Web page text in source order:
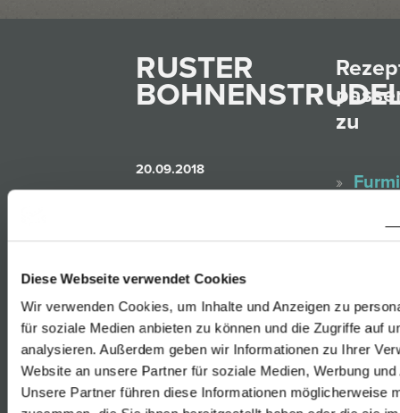
Diese Webseite verwendet Cookies
Wir verwenden Cookies, um Inhalte und Anzeigen zu
für soziale Medien anbieten zu können und die Zugriffe auf
analysieren. Außerdem geben wir Informationen zu Ihrer
Website an unsere Partner für soziale Medien, Werbung
Unsere Partner führen diese Informationen möglicherweise
RUSTER
20.09.2018
Für ca. 4
Personen
1 große Dose
Bohnen, vom
zu
Blanc
Rust
Rosé